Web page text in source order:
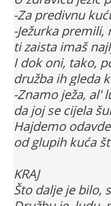
-Za predivnu
-Ježurka
ti zaista imaš
I dok oni, tako,
družba ih gleda
-Znamo ježa, al'
da joj se cijela
Hajdemo
od glupih kuća
KRAJ
Što dalje je bilo,